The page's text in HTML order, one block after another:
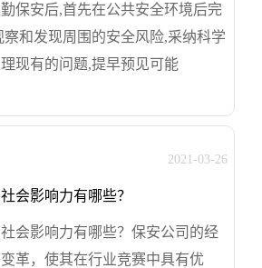
保安后,首先在公共安全环境后完
和发现周围的安全风险,采纳科学
现有的问题,提早预见可能
会影响力有哪些？
2021-03-26
会影响力有哪些？保安公司的经
革，使其在行业竞赛中具有优